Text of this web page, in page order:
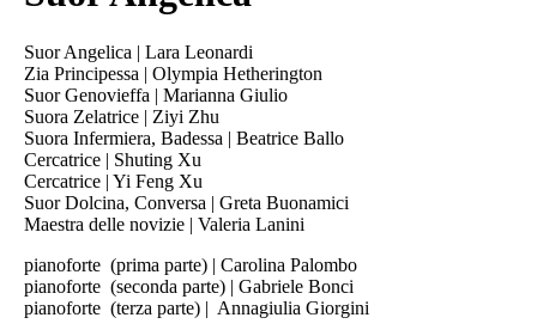
Suor Angelica | Lara Leonardi
Zia Principessa | Olympia Hetherington
Suor Genovieffa | Marianna Giulio
Suora Zelatrice | Ziyi Zhu
Suora Infermiera, Badessa | Beatrice Ballo
Cercatrice | Shuting Xu
Cercatrice | Yi Feng Xu
Suor Dolcina, Conversa | Greta Buonamici
Maestra delle novizie | Valeria Lanini
pianoforte (prima parte) | Carolina Palombo
pianoforte (seconda parte) | Gabriele Bonci
pianoforte (terza parte) | Annagiulia Giorgini